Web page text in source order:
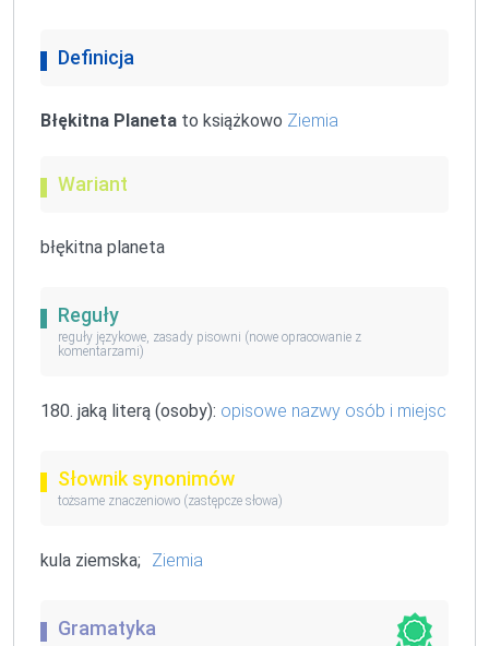
Definicja
Błękitna Planeta to książkowo Ziemia
Wariant
błękitna planeta
Reguły
reguły językowe, zasady pisowni (nowe opracowanie z
komentarzami)
180. jaką literą (osoby): opisowe nazwy osób i miejsc
Słownik synonimów
tożsame znaczeniowo (zastępcze słowa)
kula ziemska; Ziemia
Gramatyka